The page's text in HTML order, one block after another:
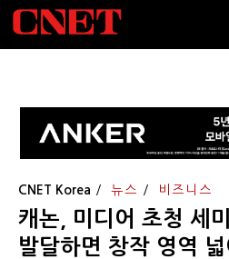
CNET Korea 뉴스 비즈니스
캐논, 미디어 초청 세
발달하면 창작 영역